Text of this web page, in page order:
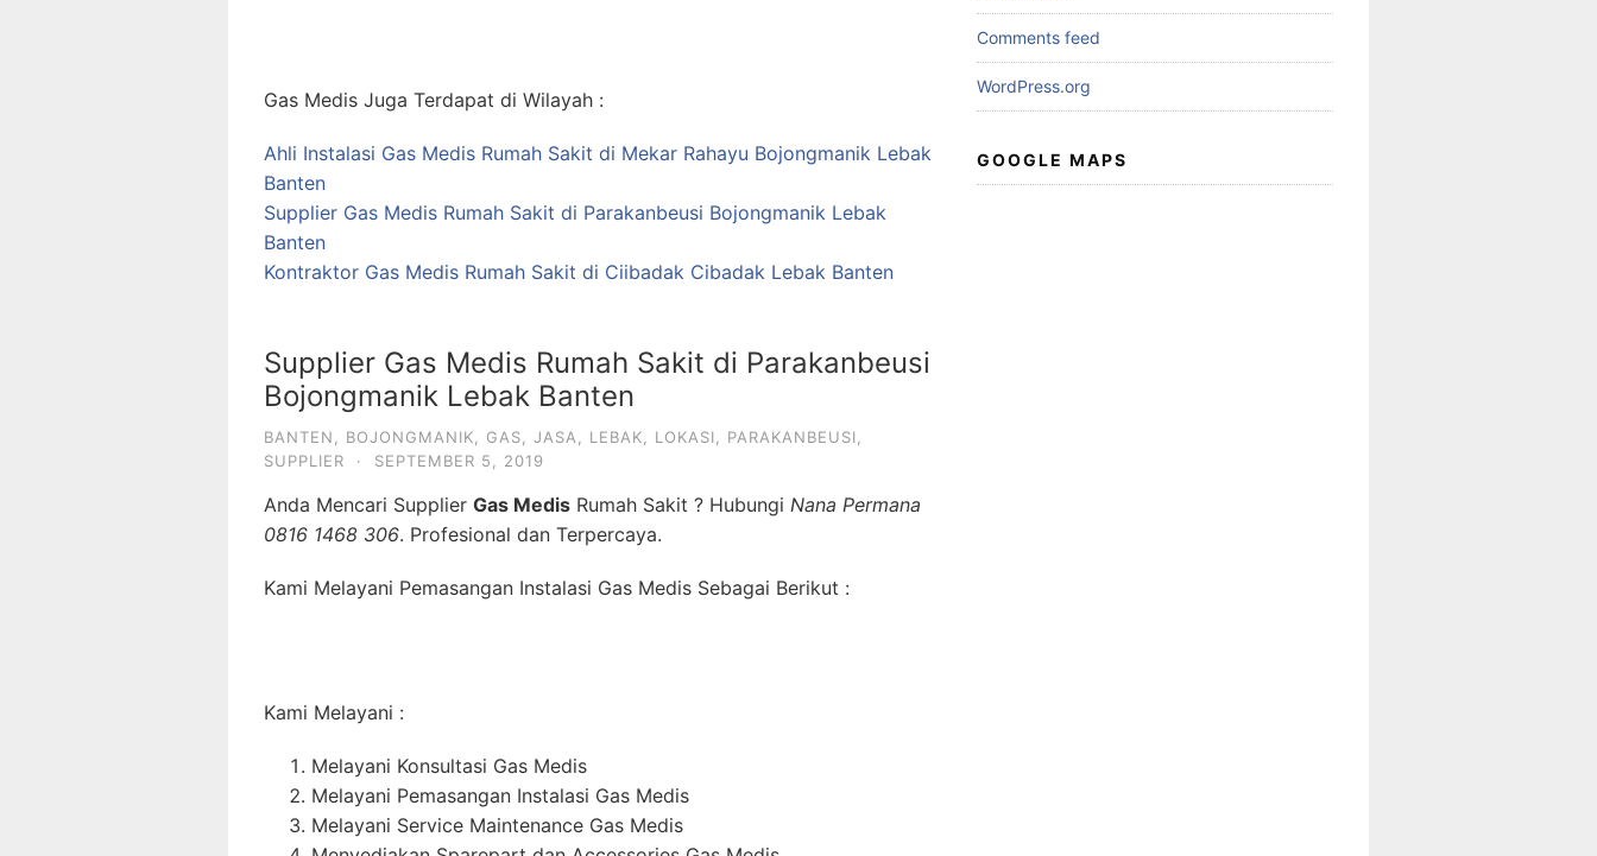
Gas Medis Juga Terdapat di Wilayah :
Ahli Instalasi Gas Medis Rumah Sakit di Mekar Rahayu Bojongmanik Lebak
Banten
Supplier Gas Medis Rumah Sakit di Parakanbeusi Bojongmanik Lebak
Banten
Kontraktor Gas Medis Rumah Sakit di Ciibadak Cibadak Lebak Banten
Supplier Gas Medis Rumah Sakit di Parakanbeusi
Bojongmanik Lebak Banten
BANTEN BOJONGMANIK GAS JASA LEBAK LOKASI PARAKANBEUSI
SUPPLIER
· SEPTEMBER 5, 2019
Anda Mencari Supplier Gas Medis Rumah Sakit ? Hubungi Nana Permana
0816 1468 306. Profesional dan Terpercaya.
Kami Melayani Pemasangan Instalasi Gas Medis Sebagai Berikut :
Kami Melayani :
Melayani Konsultasi Gas Medis
Melayani Pemasangan Instalasi Gas Medis
Melayani Service Maintenance Gas Medis
Comments feed
WordPress.org
GOOGLE MAPS